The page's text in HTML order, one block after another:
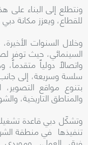
ونتطلع إلى البناء على
للقطاع، ويعزز مكانة
وخلال السنوات
السينمائي، حيث توفر
واتصالاً دولياً
سلسة وسريعة، إلى
بتنوع مواقع
والمناطق التاريخية،
وتشكّل دبي قاعدة
تنفيذها في منطقة